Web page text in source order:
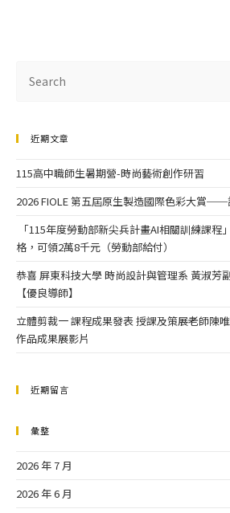
近期文章
115高中職師生暑期營-時尚藝術創作研習
2026 FIOLE 第五屆原生製造國際色彩大賞
「115年度勞動部新尖兵計畫AI相關訓練課程
格，可領2萬8千元（勞動部給付）
恭喜 屏東科技大學 時尚設計與管理系 黃淑芳
【優良導師】
立體剪裁一 課程成果發表 授課及策展老師陳
作品成果展影片
近期留言
彙整
2026 年 7 月
2026 年 6 月